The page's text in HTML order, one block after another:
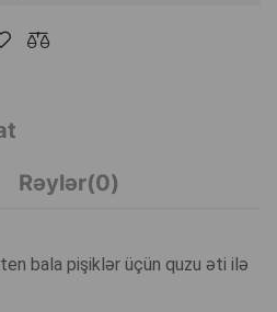
Rəylər(0)
bala pişiklər üçün quzu əti ilə